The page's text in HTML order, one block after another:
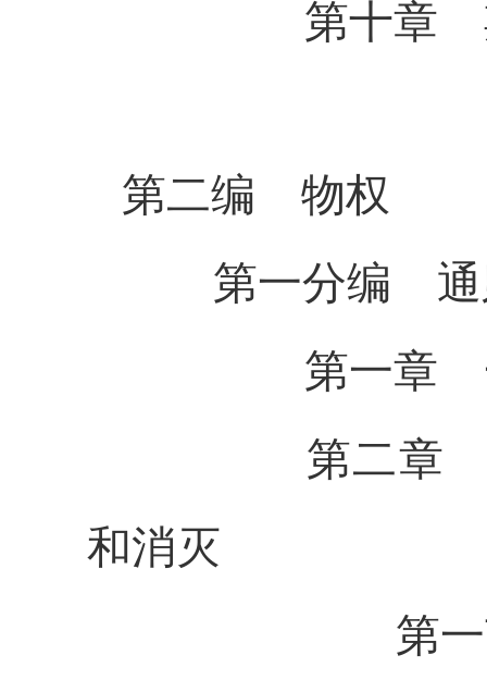
第十章 期
第二编 物权
第一分编 通
第一章 一
第二章 物权
和消灭
第一节